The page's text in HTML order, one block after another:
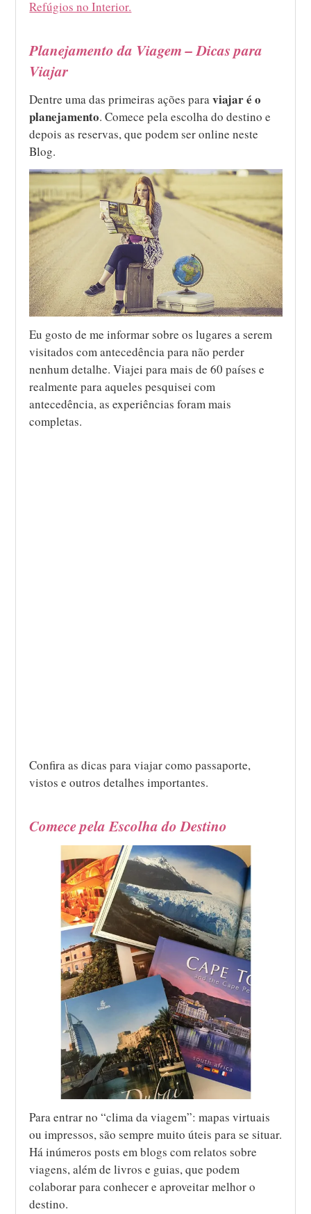
Refúgios no Interior.
Planejamento da Viagem – Dicas para
Viajar
Dentre uma das primeiras ações paraviajar é o
planejamento. Comece pela escolha do destino e
depois as reservas, que podem ser online neste
Blog.
Eu gosto de me informar sobre os lugares a serem
visitados com antecedência para não perder
nenhum detalhe. Viajei para mais de 60 países e
realmente para aqueles pesquisei com
antecedência, as experiências foram mais
completas.
Confira as dicas para viajar como passaporte,
vistos e outros detalhes importantes.
Comece pela Escolha do Destino
Para entrar no “clima da viagem”: mapas virtuais
ou impressos, são sempre muito úteis para se situar.
Há inúmeros posts em blogs com relatos sobre
viagens, além de livros e guias, que podem
colaborar para conhecer e aproveitar melhor o
destino.